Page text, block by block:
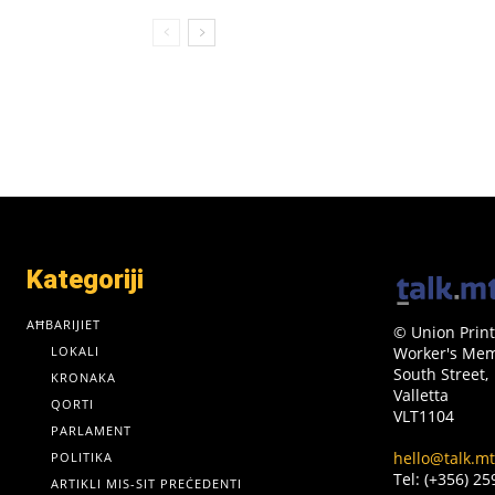
Kategoriji
AĦBARIJIET
LOKALI
KRONAKA
QORTI
PARLAMENT
POLITIKA
ARTIKLI MIS-SIT PREĊEDENTI
© Union
Worker's
South Street,
Valletta
VLT1104
hello@talk.mt
Tel: (+356)